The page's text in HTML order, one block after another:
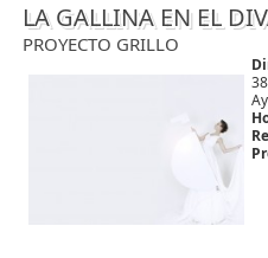
LA GALLINA EN EL
PROYECTO GRILLO